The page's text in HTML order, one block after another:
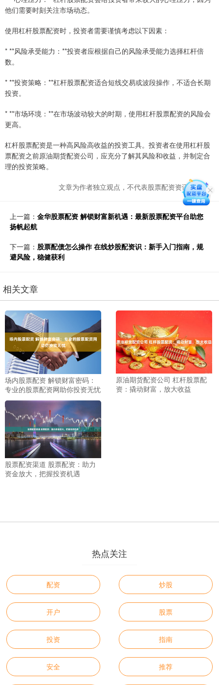
他们需要时刻关注市场动态。
使用杠杆股票配资时，投资者需要谨慎考虑以下因素：
* **风险承受能力：**投资者应根据自己的风险承受能力选择杠杆倍
数。
* **投资策略：**杠杆股票配资适合短线交易或波段操作，不适合长期
投资。
* **市场环境：**在市场波动较大的时期，使用杠杆股票配资的风险会
更高。
杠杆股票配资是一种高风险高收益的投资工具。投资者在使用杠杆股
票配资之前原油期货配资公司，应充分了解其风险和收益，并制定合
理的投资策略。
文章为作者独立观点，不代表股票配资资讯网观点
上一篇： 金华股票配资 解锁财富新机遇：最新股票配资平台助您
扬帆起航
下一篇： 股票配债怎么操作 在线炒股配资识：新手入门指南，规
避风险，稳健获利
相关文章
场内股票配资 解锁财富密码：
专业的股票配资网助你投资无忧
原油期货配资公司 杠杆股票配
资：撬动财富，放大收益
股票配资渠道 股票配资：助力
资金放大，把握投资机遇
热点关注
配资 炒股
开户 股票
投资 指南
安全 推荐